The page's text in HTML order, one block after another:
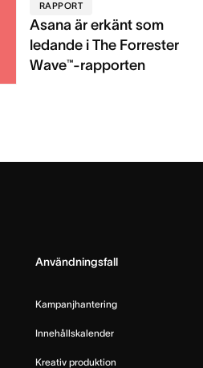
RAPPORT
Asana är erkänt som
ledande i The Forrester
Wave™-rapporten
Användningsfall
Kampanjhantering
Innehållskalender
Kreativ produktion